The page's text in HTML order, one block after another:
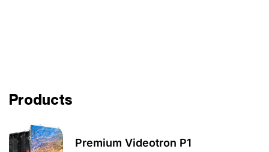
Products
Premium Videotron P1